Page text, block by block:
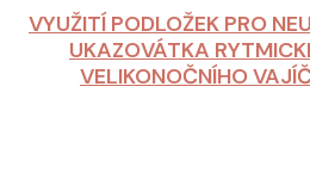
VYUŽITÍ PODLOŽEK PRO
UKAZOVÁTKA
VELIKONOČNÍHO